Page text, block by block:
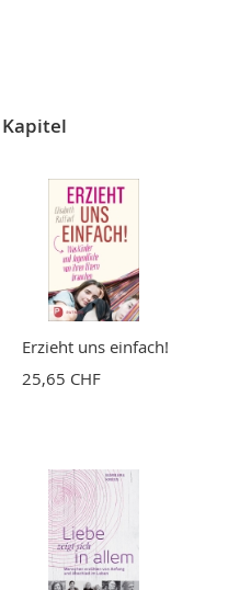
Erzieht uns einfach!
25,65 CHF